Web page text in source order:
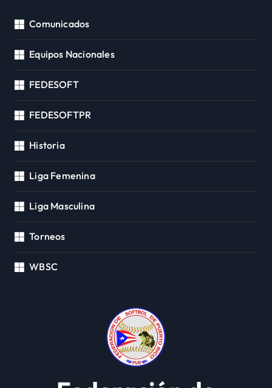
Comunicados
Equipos Nacionales
FEDESOFT
FEDESOFTPR
Historia
Liga Femenina
Liga Masculina
Torneos
WBSC